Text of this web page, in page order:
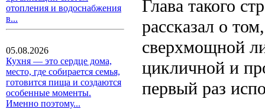
отопления и водоснабжения
в...
05.08.2026
Кухня — это сердце дома,
место, где собирается семья,
готовится пища и создаются
особенные моменты.
Именно поэтому...
Глава такого
рассказал о
сверхмощной
цикличной и
первый раз